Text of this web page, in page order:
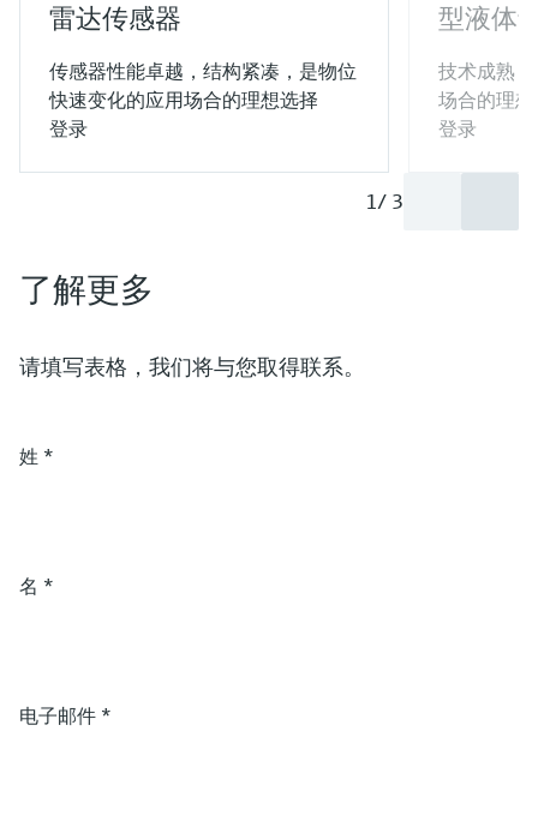
雷达传感器
传感器性能卓越，结构紧凑，是物位
快速变化的应用场合的理想选择
登录
型液体
技术成熟
场合的理
登录
1/ 3
了解更多
请填写表格，我们将与您取得联系。
姓 *
名 *
电子邮件 *